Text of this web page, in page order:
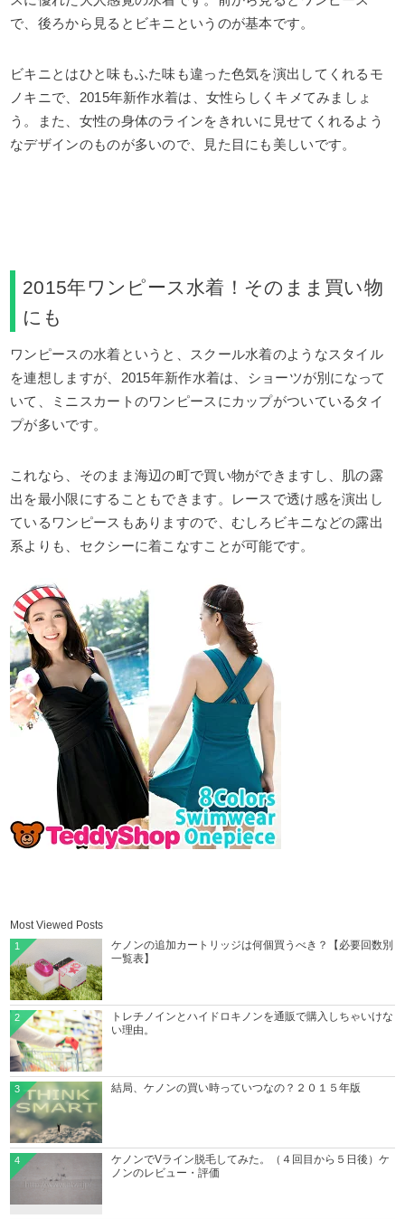
で、後ろから見るとビキニというのが基本です。
ビキニとはひと味もふた味も違った色気を演出してくれるモ
ノキニで、2015年新作水着は、女性らしくキメてみましょ
う。また、女性の身体のラインをきれいに見せてくれるよう
なデザインのものが多いので、見た目にも美しいです。
2015年ワンピース水着！そのまま買い物
にも
ワンピースの水着というと、スクール水着のようなスタイル
を連想しますが、2015年新作水着は、ショーツが別になって
いて、ミニスカートのワンピースにカップがついているタイ
プが多いです。
これなら、そのまま海辺の町で買い物ができますし、肌の露
出を最小限にすることもできます。レースで透け感を演出し
ているワンピースもありますので、むしろビキニなどの露出
系よりも、セクシーに着こなすことが可能です。
Most Viewed Posts
ケノンの追加カートリッジは何個買うべき？【必要回数別
一覧表】
1
トレチノインとハイドロキノンを通販で購入しちゃいけな
い理由。
2
結局、ケノンの買い時っていつなの？２０１５年版
3
ケノンでVライン脱毛してみた。（４回目から５日後）ケ
ノンのレビュー・評価
4